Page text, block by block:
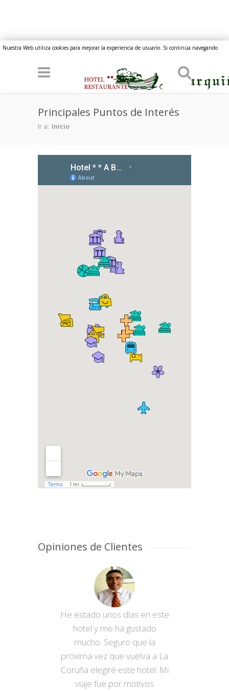
Pasar al contenido principal
Nuestra Web utiliza cookies para mejorar la experiencia de usuario. Si continúa navegando
Principales Puntos de Interés
Ir a: Inicio
Opiniones de Clientes
He estado unos días en este
hotel y me ha gustado
mucho. Seguro que la
próxima vez que vuelva a La
Coruña elegiré este hotel. Mi
viaje fue por motivos